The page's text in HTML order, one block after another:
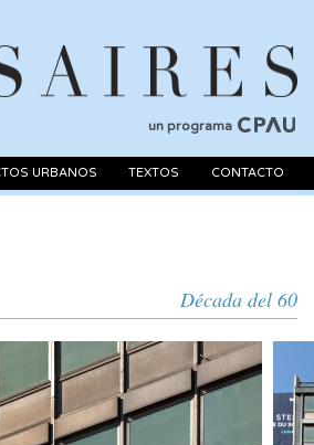
un programa
URBANOS TEXTOS CONTACTO
Década del 60